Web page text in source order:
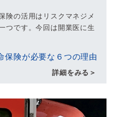
険の活用はリスクマネジメ
つです。今回は開業医に生
保険が必要な６つの理由
詳細をみる＞